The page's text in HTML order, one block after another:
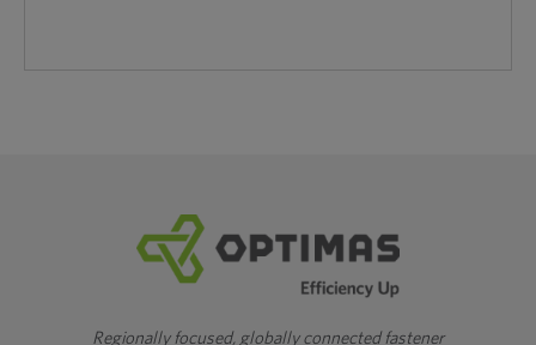
Regionally focused, globally connected fastener